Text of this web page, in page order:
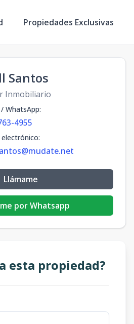
Propiedades Exclusivas
Santos
Inmobiliario
WhatsApp:
4955
:
Llámame
por Whatsapp
esta propiedad?